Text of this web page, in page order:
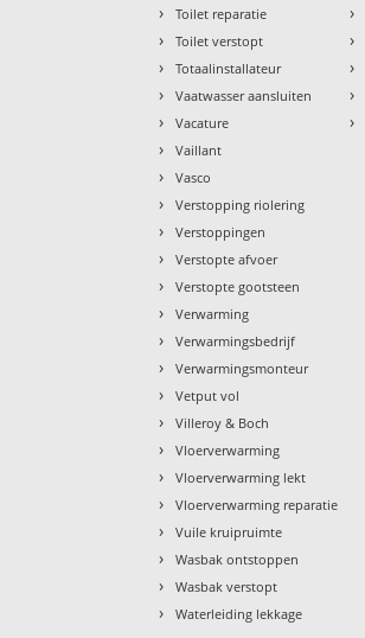
› Toilet reparatie
› Toilet verstopt
› Totaalinstallateur
› Vaatwasser aansluiten
› Vacature
› Vaillant
› Vasco
› Verstopping riolering
› Verstoppingen
› Verstopte afvoer
› Verstopte gootsteen
› Verwarming
› Verwarmingsbedrijf
› Verwarmingsmonteur
› Vetput vol
› Villeroy & Boch
› Vloerverwarming
› Vloerverwarming lekt
› Vloerverwarming reparatie
› Vuile kruipruimte
› Wasbak ontstoppen
› Wasbak verstopt
› Waterleiding lekkage
›
›
›
›
›